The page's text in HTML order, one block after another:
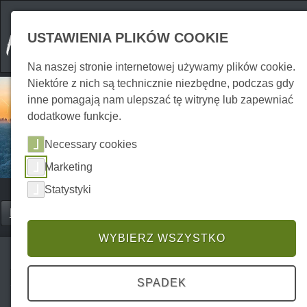
Home
Falkenstein / Harz
USTAWIENIA PLIKÓW COOKIE
Na naszej stronie internetowej używamy plików cookie.
Niektóre z nich są technicznie niezbędne, podczas gdy
inne pomagają nam ulepszać tę witrynę lub zapewniać
dodatkowe funkcje.
Necessary cookies
Marketing
Statystyki
WYBIERZ WSZYSTKO
SPADEK